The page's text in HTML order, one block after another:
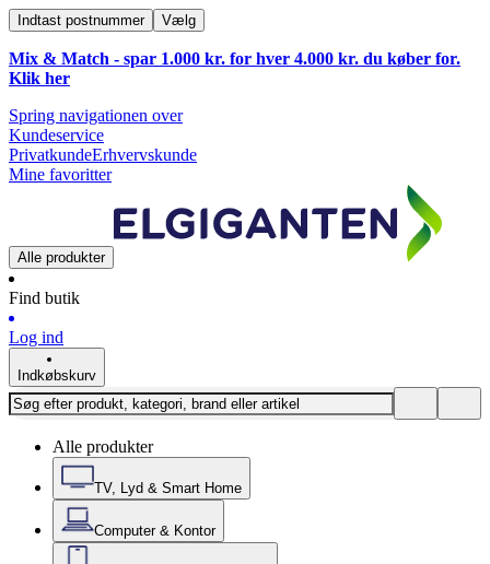
Indtast postnummer Vælg
Mix & Match - spar 1.000 kr. for hver 4.000 kr. du køber for.
Klik her
Spring navigationen over
Kundeservice
PrivatkundeErhvervskunde
Mine favoritter
Alle produkter
Find butik
Log ind
Indkøbskurv
Alle produkter
TV, Lyd & Smart Home
Computer & Kontor